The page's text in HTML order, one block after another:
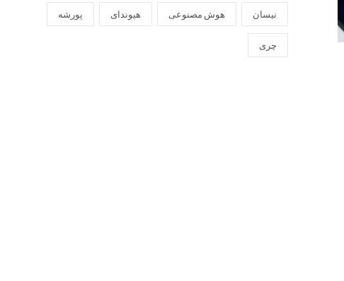
نیسان هوش مصنوعی هیوندای پورشه
چری